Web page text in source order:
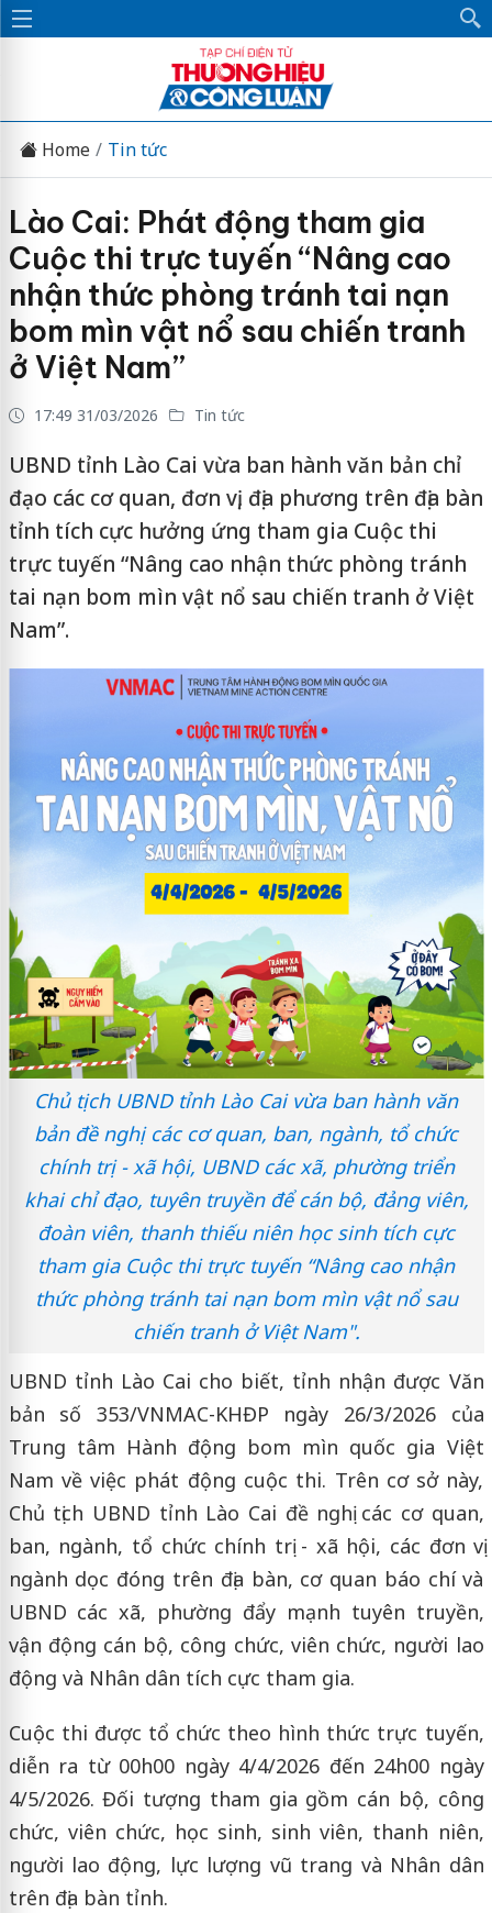
Home Tin tức
Lào Cai: Phát động tham gia
Cuộc thi trực tuyến “Nâng cao
nhận thức phòng tránh tai nạn
bom mìn vật nổ sau chiến tranh
ở Việt Nam”
17:49 31/03/2026 Tin tức
UBND tỉnh Lào Cai vừa ban hành văn bản chỉ
đạo các cơ quan, đơn vị, địa phương trên địa bàn
tỉnh tích cực hưởng ứng tham gia Cuộc thi
trực tuyến “Nâng cao nhận thức phòng tránh
tai nạn bom mìn vật nổ sau chiến tranh ở Việt
Nam”.
Chủ tịch UBND tỉnh Lào Cai vừa ban hành văn
bản đề nghị các cơ quan, ban, ngành, tổ chức
chính trị - xã hội, UBND các xã, phường triển
khai chỉ đạo, tuyên truyền để cán bộ, đảng viên,
đoàn viên, thanh thiếu niên học sinh tích cực
tham gia Cuộc thi trực tuyến “Nâng cao nhận
thức phòng tránh tai nạn bom mìn vật nổ sau
chiến tranh ở Việt Nam".
UBND tỉnh Lào Cai cho biết, tỉnh nhận được Văn
bản số 353/VNMAC-KHĐP ngày 26/3/2026 của
Trung tâm Hành động bom mìn quốc gia Việt
Nam về việc phát động cuộc thi. Trên cơ sở này,
Chủ tịch UBND tỉnh Lào Cai đề nghị các cơ quan,
ban, ngành, tổ chức chính trị - xã hội, các đơn vị
ngành dọc đóng trên địa bàn, cơ quan báo chí và
UBND các xã, phường đẩy mạnh tuyên truyền,
vận động cán bộ, công chức, viên chức, người lao
động và Nhân dân tích cực tham gia.
Cuộc thi được tổ chức theo hình thức trực tuyến,
diễn ra từ 00h00 ngày 4/4/2026 đến 24h00 ngày
4/5/2026. Đối tượng tham gia gồm cán bộ, công
chức, viên chức, học sinh, sinh viên, thanh niên,
người lao động, lực lượng vũ trang và Nhân dân
trên địa bàn tỉnh.